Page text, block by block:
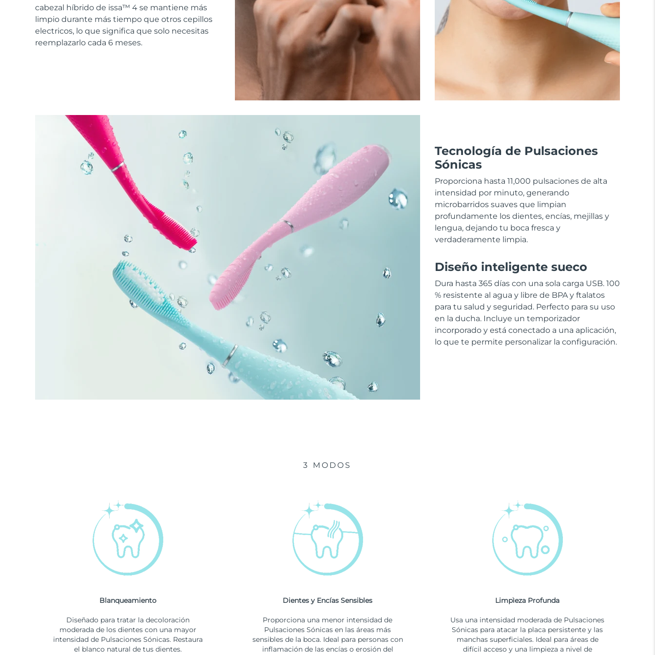
cabezal híbrido de issa™ 4 se mantiene más
limpio durante más tiempo que otros cepillos
electricos, lo que significa que solo necesitas
reemplazarlo cada 6 meses.
Tecnología de Pulsaciones
Sónicas
Proporciona hasta 11,000 pulsaciones de alta
intensidad por minuto, generando
microbarridos suaves que limpian
profundamente los dientes, encías, mejillas y
lengua, dejando tu boca fresca y
verdaderamente limpia.
Diseño inteligente sueco
Dura hasta 365 días con una sola carga USB. 100
% resistente al agua y libre de BPA y ftalatos
para tu salud y seguridad. Perfecto para su uso
en la ducha. Incluye un temporizador
incorporado y está conectado a una aplicación,
lo que te permite personalizar la configuración.
3 MODOS
Blanqueamiento
Diseñado para tratar la decoloración
moderada de los dientes con una mayor
intensidad de Pulsaciones Sónicas. Restaura
el blanco natural de tus dientes.
Dientes y Encías Sensibles
Proporciona una menor intensidad de
Pulsaciones Sónicas en las áreas más
sensibles de la boca. Ideal para personas con
inflamación de las encías o erosión del
Limpìeza Profunda
Usa una intensidad moderada de Pulsaciones
Sónicas para atacar la placa persistente y las
manchas superficiales. Ideal para áreas de
difícil acceso y una limpieza a nivel de
All acne treatment devices
All revitalizing eye massagers
Cuidado de la piel KIWI™
Serum
For healthy hair
issa™ Teeth Whitening Gel
18% PAP
Cosméticos Hombres